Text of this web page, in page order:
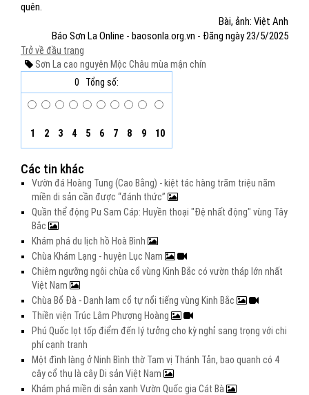
quên.
Bài, ảnh: Việt Anh
Báo Sơn La Online - baosonla.org.vn - Đăng ngày 23/5/2025
Trở về đầu trang
Sơn La cao nguyên Mộc Châu mùa mận chín
0
Tổng số:
1 2 3 4 5 6 7 8 9 10
Các tin khác
Vườn đá Hoàng Tung (Cao Bằng) - kiệt tác hàng trăm triệu năm
miền di sản cần được “đánh thức”
Quần thể động Pu Sam Cáp: Huyền thoại "Đệ nhất động" vùng Tây
Bắc
Khám phá du lịch hồ Hoà Bình
Chùa Khám Lạng - huyện Lục Nam
Chiêm ngưỡng ngôi chùa cổ vùng Kinh Bắc có vườn tháp lớn nhất
Việt Nam
Chùa Bổ Đà - Danh lam cổ tự nổi tiếng vùng Kinh Bắc
Thiền viện Trúc Lâm Phượng Hoàng
Phú Quốc lọt tốp điểm đến lý tưởng cho kỳ nghỉ sang trọng với chi
phí cạnh tranh
Một đình làng ở Ninh Bình thờ Tam vị Thánh Tản, bao quanh có 4
cây cổ thụ là cây Di sản Việt Nam
Khám phá miền di sản xanh Vườn Quốc gia Cát Bà